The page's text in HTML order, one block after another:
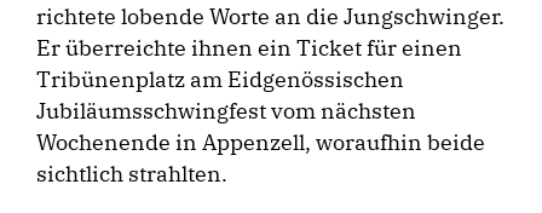
richtete lobende Worte an die Jungschwinger.
Er überreichte ihnen ein Ticket für einen
Tribünenplatz am Eidgenössischen
Jubiläumsschwingfest vom nächsten
Wochenende in Appenzell, woraufhin beide
sichtlich strahlten.